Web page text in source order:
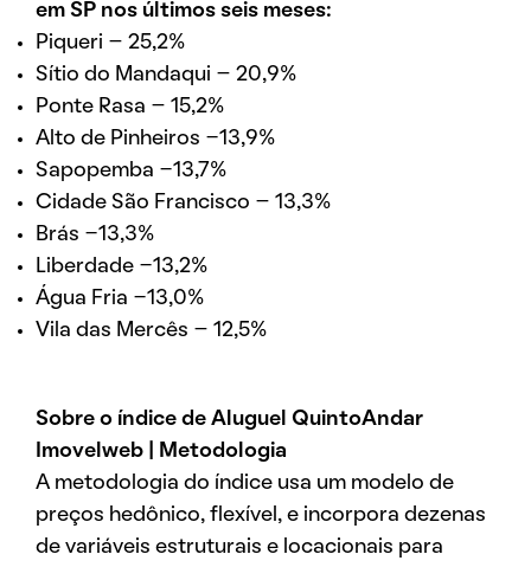
em SP nos últimos seis meses:
Piqueri – 25,2%
Sítio do Mandaqui – 20,9%
Ponte Rasa – 15,2%
Alto de Pinheiros -13,9%
Sapopemba -13,7%
Cidade São Francisco – 13,3%
Brás -13,3%
Liberdade -13,2%
Água Fria -13,0%
Vila das Mercês – 12,5%
Sobre o índice de Aluguel QuintoAndar
Imovelweb | Metodologia
A metodologia do índice usa um modelo de
preços hedônico, flexível, e incorpora dezenas
de variáveis estruturais e locacionais para